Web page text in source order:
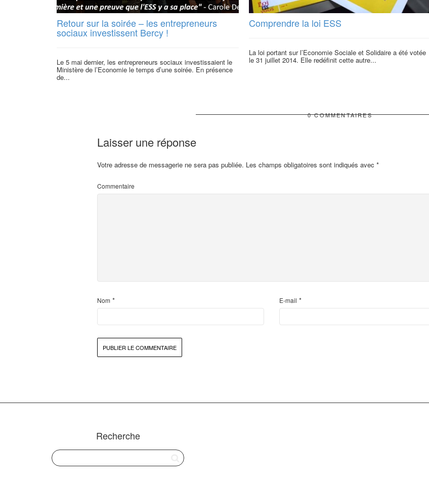
Retour sur la soirée – les entrepreneurs
sociaux investissent Bercy !
Le 5 mai dernier, les entrepreneurs sociaux investissaient le
Ministère de l’Economie le temps d’une soirée. En présence
de...
Comprendre la loi ESS
La loi portant sur l’Economie Sociale et Solidaire a été votée
le 31 juillet 2014. Elle redéfinit cette autre...
0 COMMENTAIRES
Laisser une réponse
Votre adresse de messagerie ne sera pas publiée. Les champs obligatoires sont indiqués avec *
Commentaire
Nom * E-mail *
Recherche